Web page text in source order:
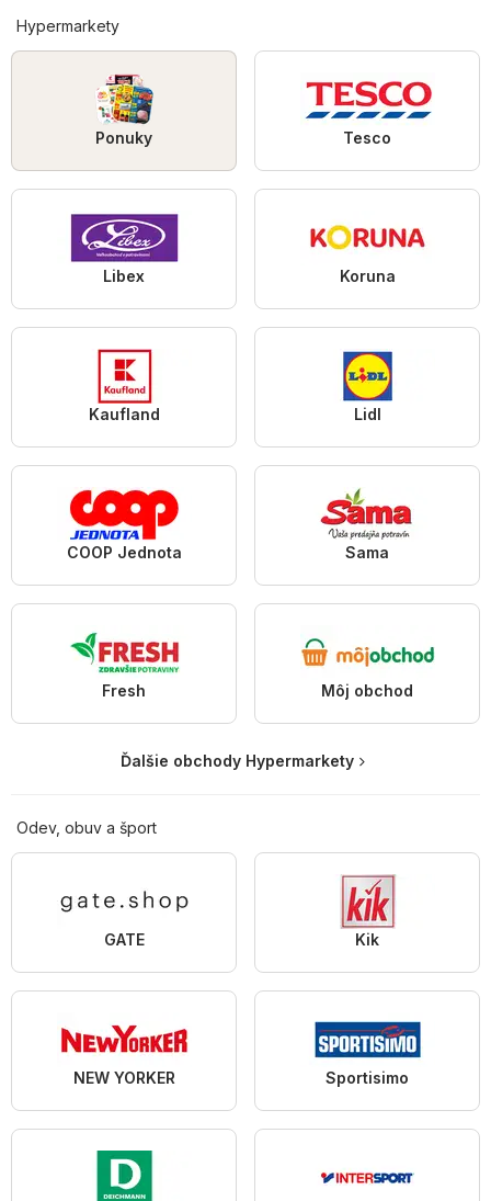
Hypermarkety
Ponuky Tesco
Libex Koruna
Kaufland Lidl
COOP Jednota Sama
Fresh Môj obchod
Ďalšie obchody Hypermarkety
Odev, obuv a šport
GATE Kik
NEW YORKER Sportisimo